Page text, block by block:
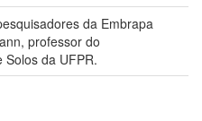
da Embrapa
professor do
Solos da UFPR.